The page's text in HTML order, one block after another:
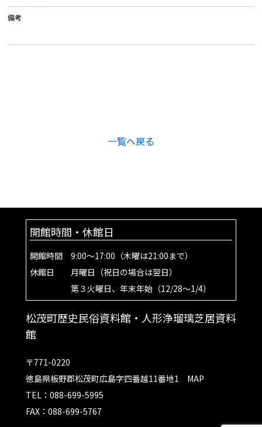
備考
一覧へ戻る
開館時間・休館日
開館時間 9:00～17:00（木曜は21:00まで）
休館日 月曜日（祝日の場合は翌日）
第３火曜日、年末年始（12/28～1/4）
松茂町歴史民俗資料館・人形浄瑠璃芝居資料
館
〒771-0220
徳島県板野郡松茂町広島字四番越11番地1 MAP
TEL：088-699-5995
FAX：088-699-5767